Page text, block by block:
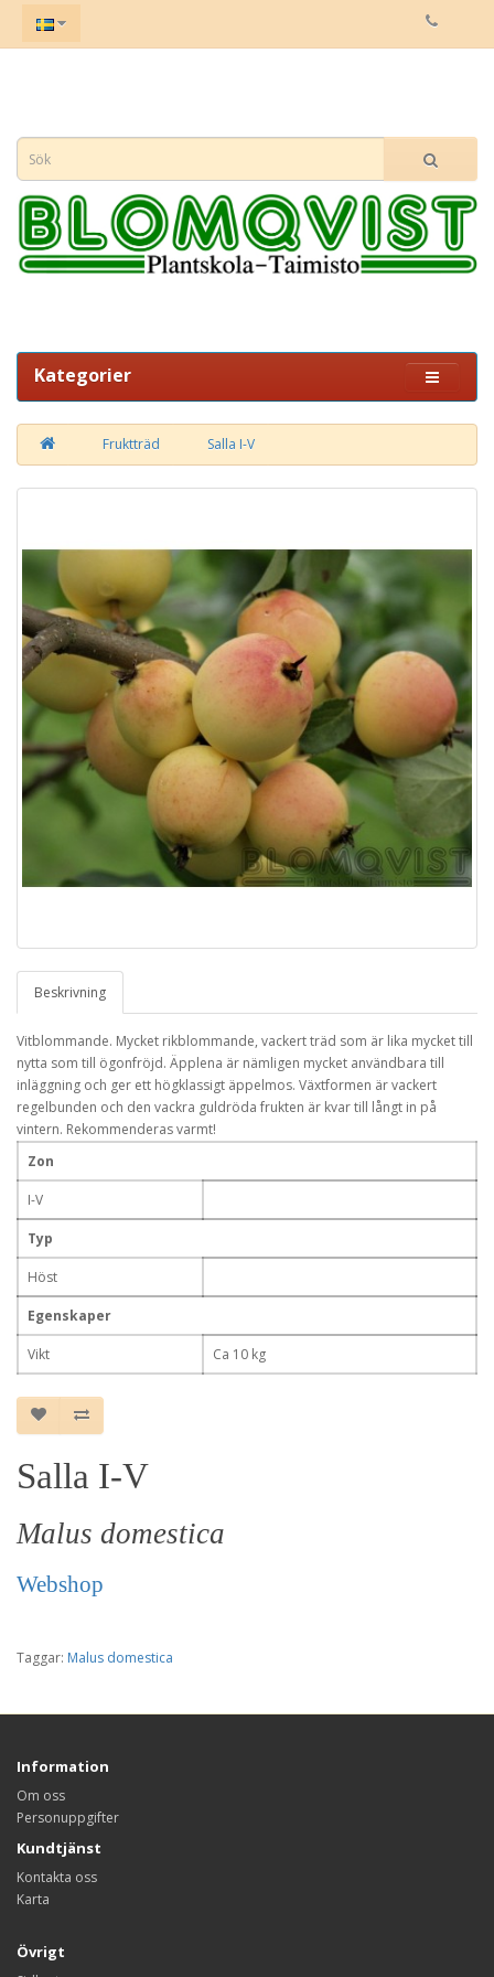
Kategorier
Fruktträd Salla I-V
Beskrivning
Vitblommande. Mycket rikblommande, vackert träd som är lika mycket till
nytta som till ögonfröjd. Äpplena är nämligen mycket användbara till
inläggning och ger ett högklassigt äppelmos. Växtformen är vackert
regelbunden och den vackra guldröda frukten är kvar till långt in på
vintern. Rekommenderas varmt!
Zon
I-V
Typ
Höst
Egenskaper
Vikt Ca 10 kg
Salla I-V
Malus domestica
Webshop
Taggar: Malus domestica
Information
Om oss
Personuppgifter
Kundtjänst
Kontakta oss
Karta
Övrigt